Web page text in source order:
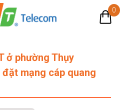
0
ở phường Thụy
mạng cáp quang